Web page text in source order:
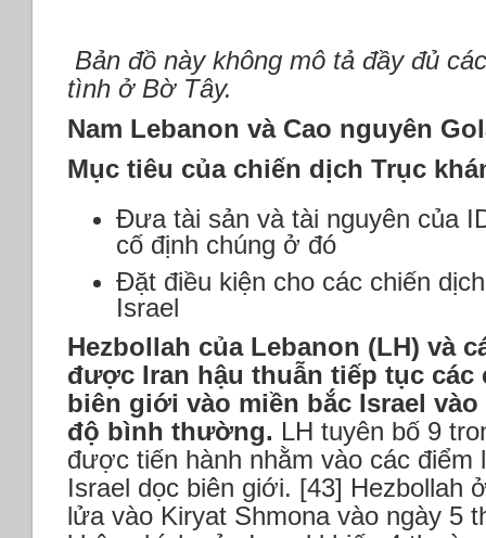
Bản đồ này không mô tả đầy đủ
tình ở Bờ Tây.
Nam Lebanon và Cao nguyên
Mục tiêu của chiến dịch Trục
Đưa tài sản và tài nguyên của
cố định chúng ở đó
Đặt điều kiện cho các chiến
Israel
Hezbollah của Lebanon (LH) và
được Iran hậu thuẫn tiếp tục các
biên giới vào miền bắc Israel
độ bình thường. LH tuyên bố 9
được tiến hành nhằm vào các điểm
Israel dọc biên giới. [43] Hezbollah
lửa vào Kiryat Shmona vào ngày 5